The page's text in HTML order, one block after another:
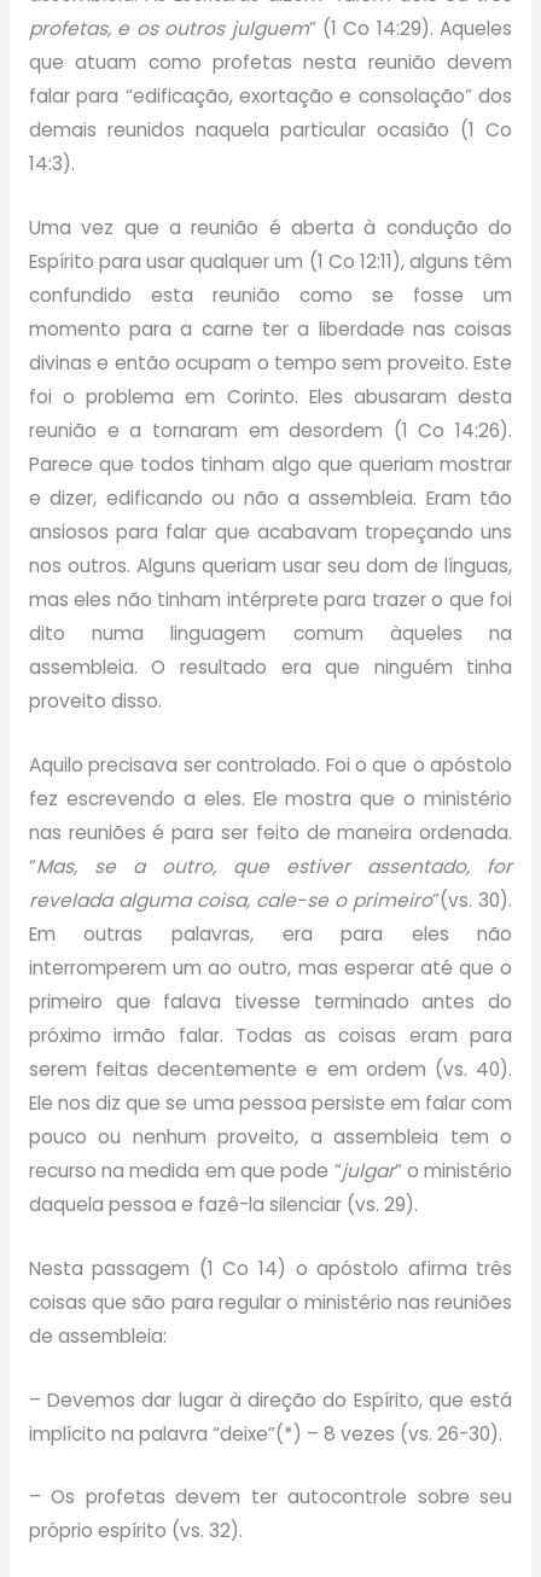
profetas, e os outros julguem” (1 Co 14:29). Aqueles
que atuam como profetas nesta reunião devem
falar para “edificação, exortação e consolação” dos
demais reunidos naquela particular ocasião (1 Co
14:3).
Uma vez que a reunião é aberta à condução do
Espírito para usar qualquer um (1 Co 12:11), alguns têm
confundido esta reunião como se fosse um
momento para a carne ter a liberdade nas coisas
divinas e então ocupam o tempo sem proveito. Este
foi o problema em Corinto. Eles abusaram desta
reunião e a tornaram em desordem (1 Co 14:26).
Parece que todos tinham algo que queriam mostrar
e dizer, edificando ou não a assembleia. Eram tão
ansiosos para falar que acabavam tropeçando uns
nos outros. Alguns queriam usar seu dom de línguas,
mas eles não tinham intérprete para trazer o que foi
dito numa linguagem comum àqueles na
assembleia. O resultado era que ninguém tinha
proveito disso.
Aquilo precisava ser controlado. Foi o que o apóstolo
fez escrevendo a eles. Ele mostra que o ministério
nas reuniões é para ser feito de maneira ordenada.
“Mas, se a outro, que estiver assentado, for
revelada alguma coisa, cale-se o primeiro”(vs. 30).
Em outras palavras, era para eles não
interromperem um ao outro, mas esperar até que o
primeiro que falava tivesse terminado antes do
próximo irmão falar. Todas as coisas eram para
serem feitas decentemente e em ordem (vs. 40).
Ele nos diz que se uma pessoa persiste em falar com
pouco ou nenhum proveito, a assembleia tem o
recurso na medida em que pode “julgar” o ministério
daquela pessoa e fazê-la silenciar (vs. 29).
Nesta passagem (1 Co 14) o apóstolo afirma três
coisas que são para regular o ministério nas reuniões
de assembleia:
– Devemos dar lugar à direção do Espírito, que está
implícito na palavra “deixe”(*) – 8 vezes (vs. 26-30).
– Os profetas devem ter autocontrole sobre seu
próprio espírito (vs. 32).